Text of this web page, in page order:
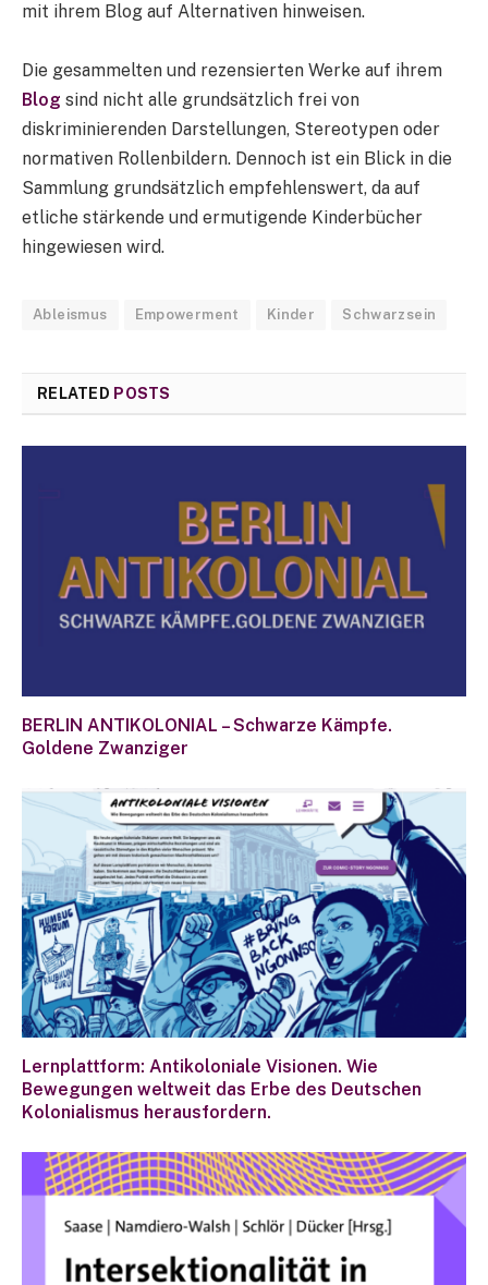
mit ihrem Blog auf Alternativen hinweisen.
Die gesammelten und rezensierten Werke auf ihrem
Blog sind nicht alle grundsätzlich frei von
diskriminierenden Darstellungen, Stereotypen oder
normativen Rollenbildern. Dennoch ist ein Blick in die
Sammlung grundsätzlich empfehlenswert, da auf
etliche stärkende und ermutigende Kinderbücher
hingewiesen wird.
Ableismus Empowerment Kinder Schwarzsein
RELATED POSTS
BERLIN ANTIKOLONIAL – Schwarze Kämpfe.
Goldene Zwanziger
Lernplattform: Antikoloniale Visionen. Wie
Bewegungen weltweit das Erbe des Deutschen
Kolonialismus herausfordern.